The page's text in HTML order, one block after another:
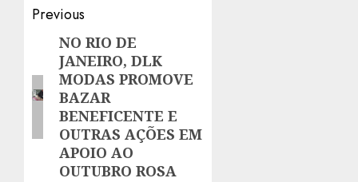
Post
navigation
Previous
Previous
post:
NO RIO DE
JANEIRO, DLK
MODAS PROMOVE
BAZAR
BENEFICENTE E
OUTRAS AÇÕES EM
APOIO AO
OUTUBRO ROSA